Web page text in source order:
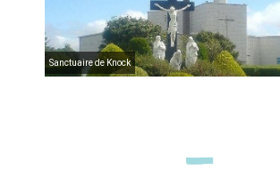
Sanctuaire de Knock